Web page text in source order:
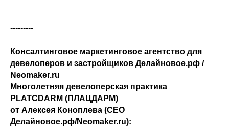
---------
Консалтинговое маркетинговое агентство для
девелоперов и застройщиков Делайновое.рф /
Neomaker.ru
Многолетняя девелоперская практика
PLATCDARM (ПЛАЦДАРМ)
от Алексея Коноплева (CEO
Делайновое.рф/Neomaker.ru):